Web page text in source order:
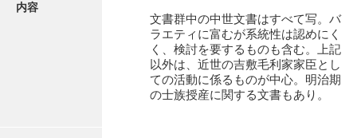
阿武家文書（美祢市）
阿武家文書(美祢市２)
阿武孝太郎文書
内容
文書群中の中世文書はすべて写。バ
ラエティに富むが系統性は認めにく
く、検討を要するものも含む。上記
以外は、近世の吉敷毛利家家臣とし
ての活動に係るものが中心。明治期
の士族授産に関する文書もあり。